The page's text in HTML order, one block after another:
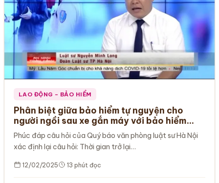
LAO ĐỘNG – BẢO HIỂM
Phân biệt giữa bảo hiểm tự nguyện cho
người ngồi sau xe gắn máy với bảo hiểm
trách nhiệm dân sự bắt buộc cho chủ sở
hữu mô tô – xe máy!
Phúc đáp câu hỏi của Quý báo văn phòng luật sư Hà Nội
xác định lại câu hỏi: Thời gian trở lại…
12/02/2025 13 phút đọc